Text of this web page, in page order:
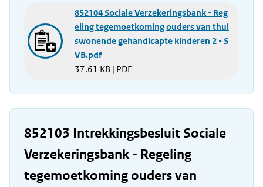
852104 Sociale Verzekeringsbank - Reg
eling tegemoetkoming ouders van thui
swonende gehandicapte kinderen 2 - S
VB.pdf
37.61 KB | PDF
852103 Intrekkingsbesluit Sociale
Verzekeringsbank - Regeling
tegemoetkoming ouders van